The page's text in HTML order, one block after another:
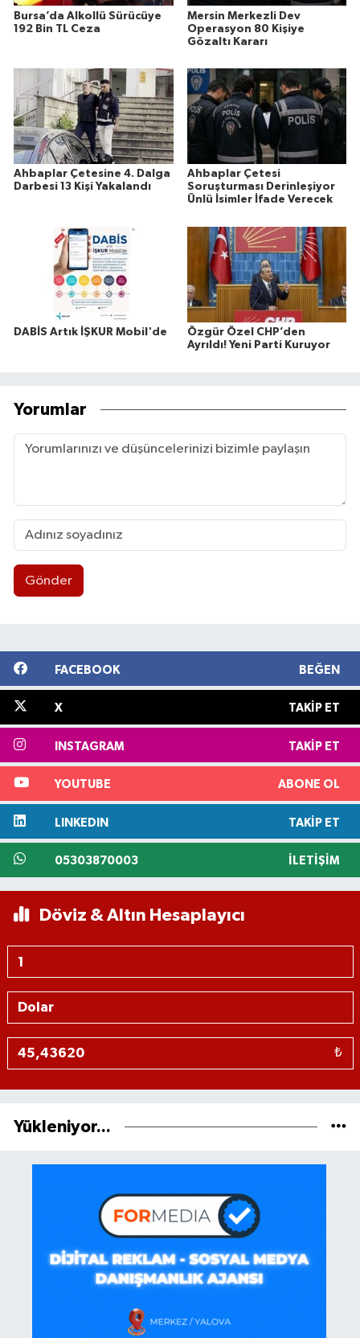
Bursa’da Alkollü Sürücüye
192 Bin TL Ceza
Mersin Merkezli Dev
Operasyon 80 Kişiye
Gözaltı Kararı
Ahbaplar Çetesine 4. Dalga
Darbesi 13 Kişi Yakalandı
Ahbaplar Çetesi
Soruşturması Derinleşiyor
Ünlü İsimler İfade Verecek
DABİS Artık İŞKUR Mobil'de
Özgür Özel CHP’den
Ayrıldı! Yeni Parti Kuruyor
Yorumlar
Gönder
FACEBOOK BEĞEN
X TAKIP ET
INSTAGRAM TAKIP ET
YOUTUBE ABONE OL
LINKEDIN TAKIP ET
05303870003 İLETIŞIM
Döviz & Altın Hesaplayıcı
₺
Yükleniyor...